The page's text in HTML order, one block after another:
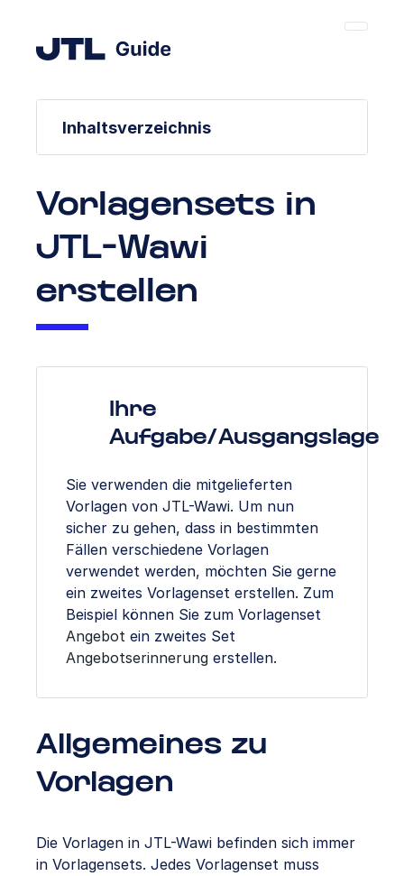
Inhaltsverzeichnis
Vorlagensets in
JTL-Wawi
erstellen
Ihre
Aufgabe/Ausgangslage
Sie verwenden die mitgelieferten
Vorlagen von JTL-Wawi. Um nun
sicher zu gehen, dass in bestimmten
Fällen verschiedene Vorlagen
verwendet werden, möchten Sie gerne
ein zweites Vorlagenset erstellen. Zum
Beispiel können Sie zum Vorlagenset
Angebot ein zweites Set
Angebotserinnerung erstellen.
Allgemeines zu
Vorlagen
Die Vorlagen in JTL-Wawi befinden sich immer
in Vorlagensets. Jedes Vorlagenset muss